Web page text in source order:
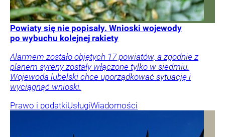
Powiaty się nie popisały. Wnioski wojewody
po wybuchu kolejnej rakiety
Alarmem zostało objętych 17 powiatów, a zgodnie z
planem syreny zostały włączone tylko w siedmiu.
Wojewoda lubelski chce uporządkować sytuację i
wyciągnąć wnioski.
Prawo i podatkiUsługiWiadomości